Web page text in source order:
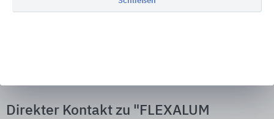
Direkter Kontakt zu "FLEXALUM